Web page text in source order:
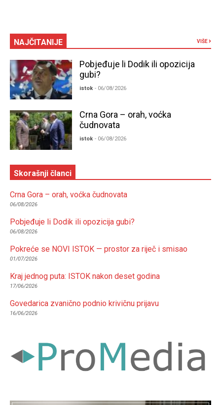
NAJČITANIJE VIŠE
Pobjeđuje li Dodik ili opozicija
gubi?
istok - 06/08/2026
Crna Gora – orah, voćka
čudnovata
istok - 06/08/2026
Skorašnji članci
Crna Gora – orah, voćka čudnovata
06/08/2026
Pobjeđuje li Dodik ili opozicija gubi?
06/08/2026
Pokreće se NOVI ISTOK — prostor za riječ i smisao
01/07/2026
Kraj jednog puta: ISTOK nakon deset godina
17/06/2026
Govedarica zvanično podnio krivičnu prijavu
16/06/2026